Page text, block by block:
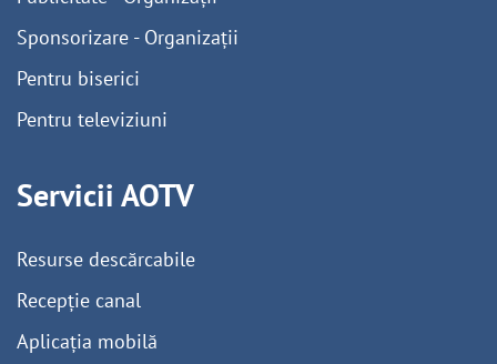
Sponsorizare - Organizații
Pentru biserici
Pentru televiziuni
Servicii AOTV
Resurse descărcabile
Recepție canal
Aplicația mobilă